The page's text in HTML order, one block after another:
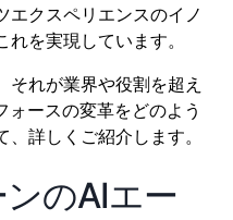
エクスペリエンスのイノ
を実現しています。
それが業界や役割を超え
ォースの変革をどのよう
詳しくご紹介します。
のAIエー